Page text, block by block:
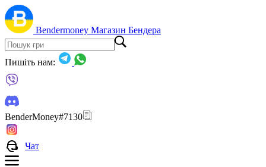
Bendermoney Магазин Бендера
Пишіть нам:
BenderMoney#7130
Чат